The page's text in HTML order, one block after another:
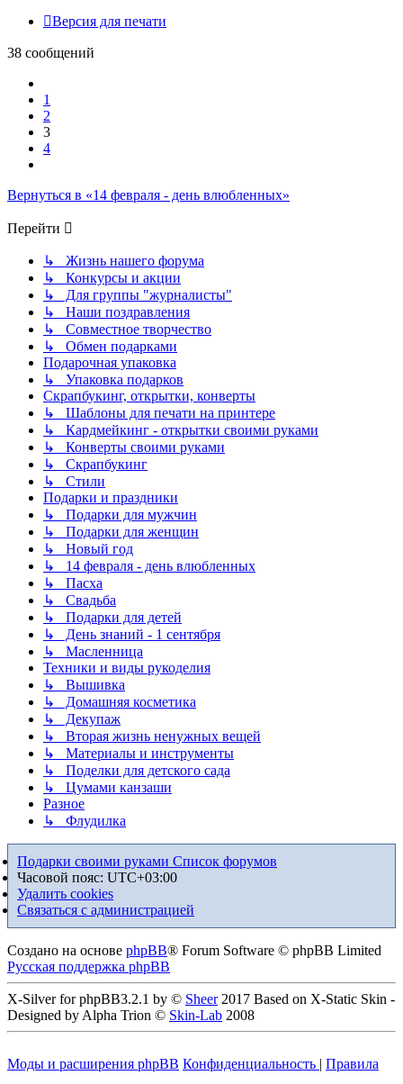
Версия для печати
38 сообщений
1
2
3
4
Вернуться в «14 февраля - день влюбленных»
Перейти
↳ Жизнь нашего форума
↳ Конкурсы и акции
↳ Для группы "журналисты"
↳ Наши поздравления
↳ Совместное творчество
↳ Обмен подарками
Подарочная упаковка
↳ Упаковка подарков
Скрапбукинг, открытки, конверты
↳ Шаблоны для печати на принтере
↳ Кардмейкинг - открытки своими руками
↳ Конверты своими руками
↳ Скрапбукинг
↳ Стили
Подарки и праздники
↳ Подарки для мужчин
↳ Подарки для женщин
↳ Новый год
↳ 14 февраля - день влюбленных
↳ Пасха
↳ Свадьба
↳ Подарки для детей
↳ День знаний - 1 сентября
↳ Масленница
Техники и виды рукоделия
↳ Вышивка
↳ Домашняя косметика
↳ Декупаж
↳ Вторая жизнь ненужных вещей
↳ Материалы и инструменты
↳ Поделки для детского сада
↳ Цумами канзаши
Разное
↳ Флудилка
Подарки своими руками Список форумов
Часовой пояс: UTC+03:00
Удалить cookies
Связаться с администрацией
Создано на основе phpBB® Forum Software © phpBB Limited
Русская поддержка phpBB
X-Silver for phpBB3.2.1 by © Sheer2017 Based on X-Static Skin -
Designed by Alpha Trion © Skin-Lab 2008
Моды и расширения phpBB Конфиденциальность | Правила